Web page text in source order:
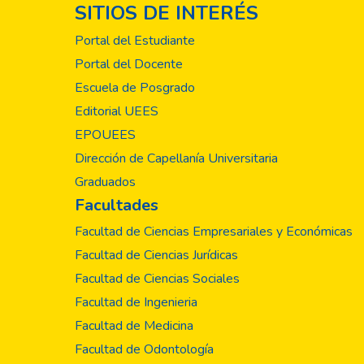
circuito; para luego
comunes de
mayor
electrónica
específicas de
diferentes
SITIOS DE INTERÉS
Portal del Estudiante
Portal del Docente
Escuela de Posgrado
Editorial UEES
EPOUEES
Dirección de Capellanía Universitaria
Graduados
Facultades
Facultad de Ciencias Empresariales y Económicas
Facultad de Ciencias Jurídicas
Facultad de Ciencias Sociales
Facultad de Ingenieria
Facultad de Medicina
Facultad de Odontología